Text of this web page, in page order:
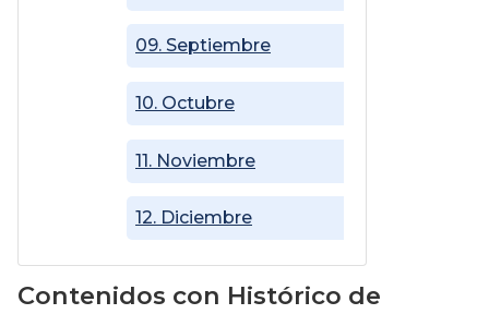
09. Septiembre
10. Octubre
11. Noviembre
12. Diciembre
Contenidos con Histórico de